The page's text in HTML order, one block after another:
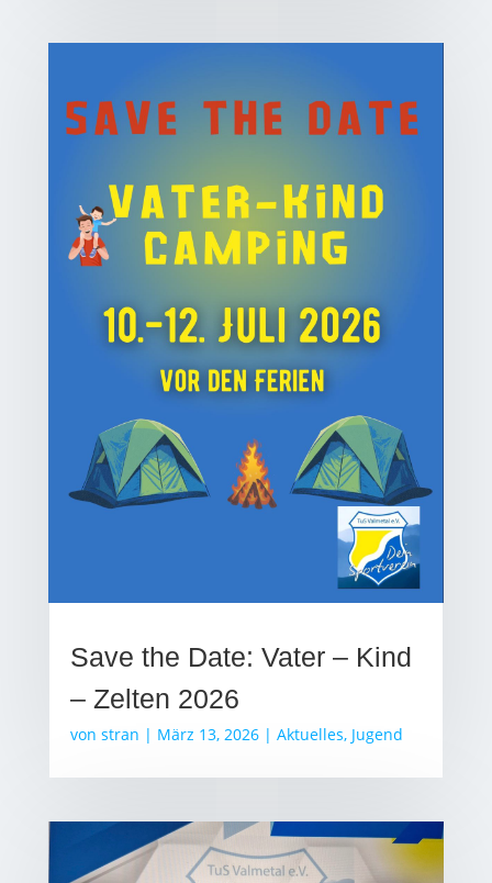
Save the Date: Vater – Kind
– Zelten 2026
von stran | März 13, 2026| Aktuelles, Jugend